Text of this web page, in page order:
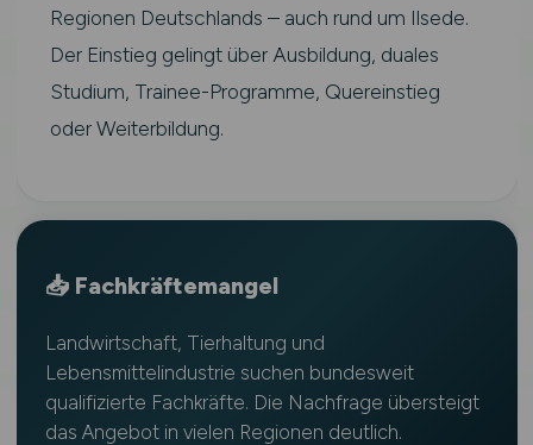
Regionen Deutschlands – auch rund um Ilsede.
Der Einstieg gelingt über Ausbildung, duales
Studium, Trainee-Programme, Quereinstieg
oder Weiterbildung.
📥 Fachkräftemangel
Landwirtschaft, Tierhaltung und
Lebensmittelindustrie suchen bundesweit
qualifizierte Fachkräfte. Die Nachfrage übersteigt
das Angebot in vielen Regionen deutlich.